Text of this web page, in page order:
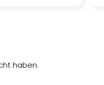
haben.